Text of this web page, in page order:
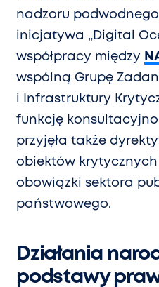
nadzoru
inicjatywa „Digital
współpracy między
wspólną Grupę
i Infrastruktury
funkcję
przyjęła także
obiektów krytycznych
obowiązki sektora
państwowego.
Działania
podstawy